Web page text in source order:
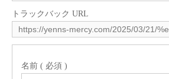
トラックバック URL
名前 ( 必須 )